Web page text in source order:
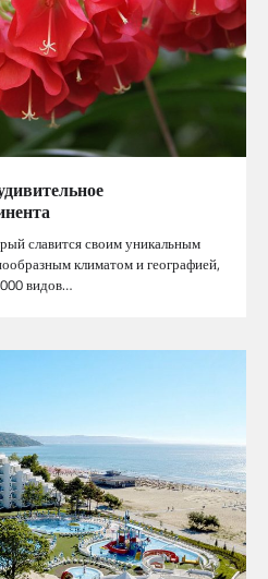
славится своим уникальным
климатом и географией,
видов…